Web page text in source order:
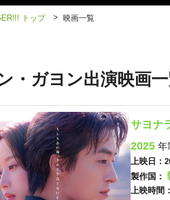
トップ > 映画一覧
・ガヨン出演映画
サヨナ
2025 年
上映日：
製作国：
上映時間